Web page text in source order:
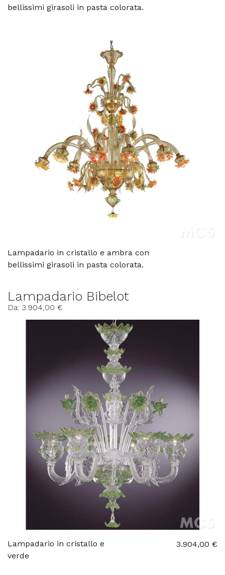
bellissimi girasoli in pasta colorata.
Lampadario in cristallo e ambra con
bellissimi girasoli in pasta colorata.
Lampadario Bibelot
Da: 3.904,00 €
Lampadario in cristallo e
verde
3.904,00 €